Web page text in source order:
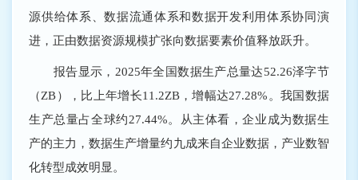
源供给体系、数据流通体系和数据开发利用体系协同演
进，正由数据资源规模扩张向数据要素价值释放跃升。
报告显示，2025年全国数据生产总量达52.26泽字节
（ZB），比上年增长11.2ZB，增幅达27.28%。我国数据
生产总量占全球约27.44%。从主体看，企业成为数据生
产的主力，数据生产增量约九成来自企业数据，产业数智
化转型成效明显。